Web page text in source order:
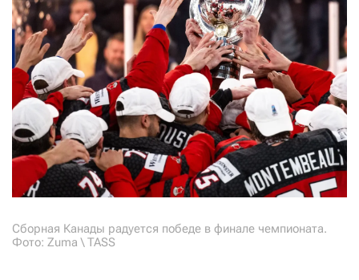
Сборная Канады радуется победе в финале чемпионата.
Фото: Zuma \ TASS